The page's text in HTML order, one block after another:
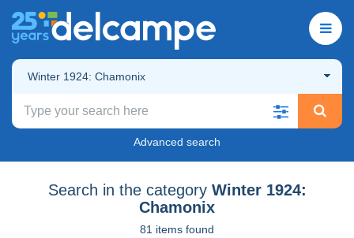
Winter 1924: Chamonix
Advanced search
Search in the category Winter 1924:
Chamonix
81 items found